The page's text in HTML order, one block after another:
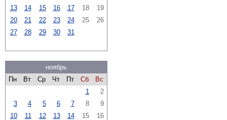
13
14 15 16 17 18
19
20
21 22 23 24 25
26
27
28 29 30 31
ноябрь
Пн
Вт Ср Чт Пт Сб
Вс
1
2
3
4 5 6 7 8
9
10
11 12 13 14 15
16